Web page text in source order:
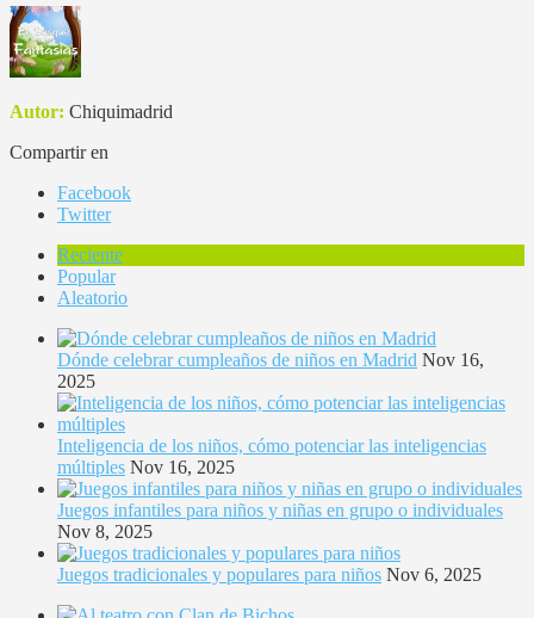
Autor: Chiquimadrid
Compartir en
Facebook
Twitter
Reciente
Popular
Aleatorio
Dónde celebrar cumpleaños de niños en Madrid Nov 16,
2025
Inteligencia de los niños, cómo potenciar las inteligencias
múltiples Nov 16, 2025
Juegos infantiles para niños y niñas en grupo o individuales
Nov 8, 2025
Juegos tradicionales y populares para niños Nov 6, 2025